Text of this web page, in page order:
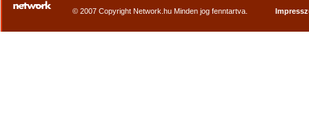
© 2007 Copyright Network.hu Minden jog fenntartva.